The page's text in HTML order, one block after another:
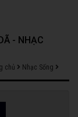
- NHẠC
chủ Nhạc Sống